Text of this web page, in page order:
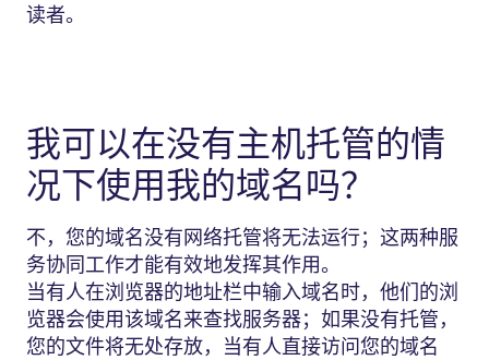
读者。
我可以在没有主机托管的情
况下使用我的域名吗？
不，您的域名没有网络托管将无法运行；这两种服
务协同工作才能有效地发挥其作用。
当有人在浏览器的地址栏中输入域名时，他们的浏
览器会使用该域名来查找服务器；如果没有托管，
您的文件将无处存放，当有人直接访问您的域名